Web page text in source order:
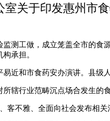
室关于印发惠州市
工做，成立笼盖全市的食
承担。
和市食药安办演讲。县级人
行业范畴沉点场合发生的食
不雅、全面向社会发布相关